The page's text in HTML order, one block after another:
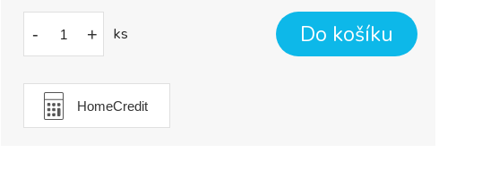
- + ks Do košíku
HomeCredit